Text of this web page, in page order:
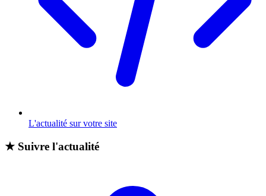
L'actualité sur votre site
★ Suivre l'actualité